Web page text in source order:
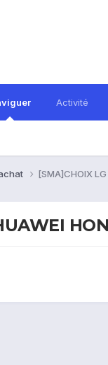
Activité
[SMA]CHOIX